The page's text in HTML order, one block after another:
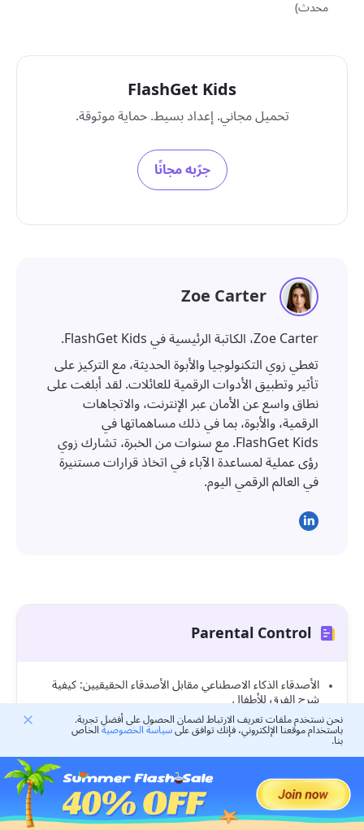
محدث)
FlashGet Kids
تحميل مجاني. إعداد بسيط. حماية موثوقة.
جرّبه مجانًا
Zoe Carter
Zoe Carter، الكاتبة الرئيسية في FlashGet Kids.
تغطي زوي التكنولوجيا والأبوة الحديثة، مع التركيز على
تأثير وتطبيق الأدوات الرقمية للعائلات. لقد أبلغت على
نطاق واسع عن الأمان عبر الإنترنت، والاتجاهات
الرقمية، والأبوة، بما في ذلك مساهماتها في
FlashGet Kids. مع سنوات من الخبرة، تشارك زوي
رؤى عملية لمساعدة الآباء في اتخاذ قرارات مستنيرة
في العالم الرقمي اليوم.
Parental Control
الأصدقاء الذكاء الاصطناعي مقابل الأصدقاء الحقيقيين: كيفية
شرح الفرق للأطفال
كيفية تعليم الأطفال التحقق من إجابات الذكاء الاصطناعي
كيف يمكن للآباء التحقق مما يبحث عنه الأطفال على جوجل
ماذا تفعل إذا كان طفلك مدمنًا على مقاطع الفيديو القصيرة
كيفية حظر التطبيقات غير المناسبة دون حظر كل شيء
نحن نستخدم ملفات تعريف الارتباط لضمان الحصول على أفضل تجربة.
باستخدام موقعنا الإلكتروني، فإنك توافق علىسياسة الخصوصيةالخاص بنا.